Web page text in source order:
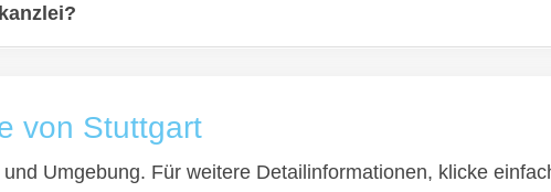
von Stuttgart
Umgebung. Für weitere Detailinformationen, klicke